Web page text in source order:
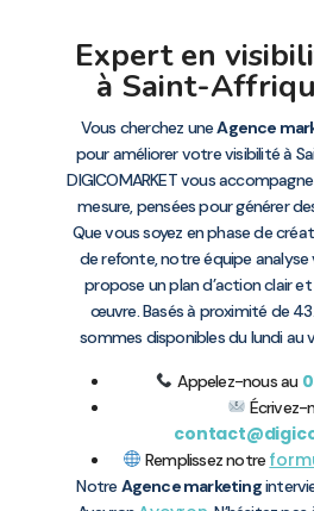
Expert en
à Saint-
Vous cherchez uneAgence
pour améliorer votre visibilité à
DIGICOMARKET vous
mesure, pensées pour générer
Que vous soyez en phase de
de refonte, notre équipe
propose un plan d’action clair
œuvre. Basés à proximité de
sommes disponibles du lundi au
Appelez-nous au
Écrivez-
Remplissez notre
Notre Agence marketing